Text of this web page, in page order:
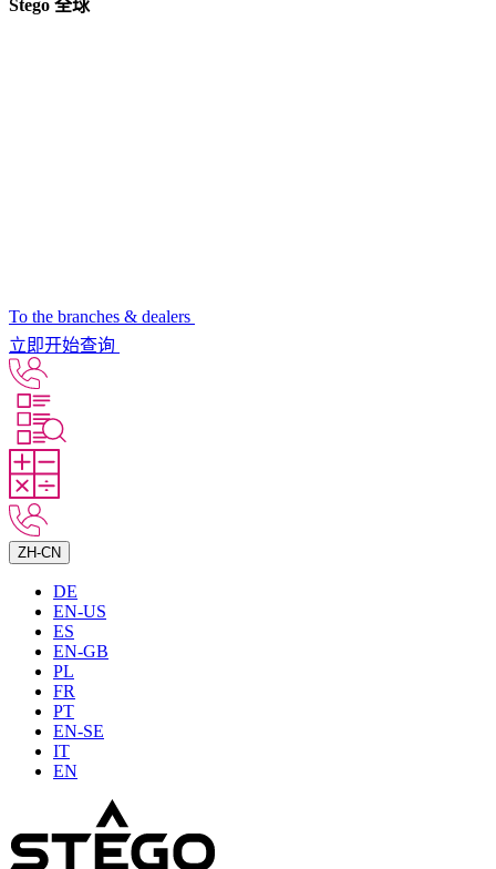
Stego 全球
To the branches & dealers
立即开始查询
ZH-CN
DE
EN-US
ES
EN-GB
PL
FR
PT
EN-SE
IT
EN